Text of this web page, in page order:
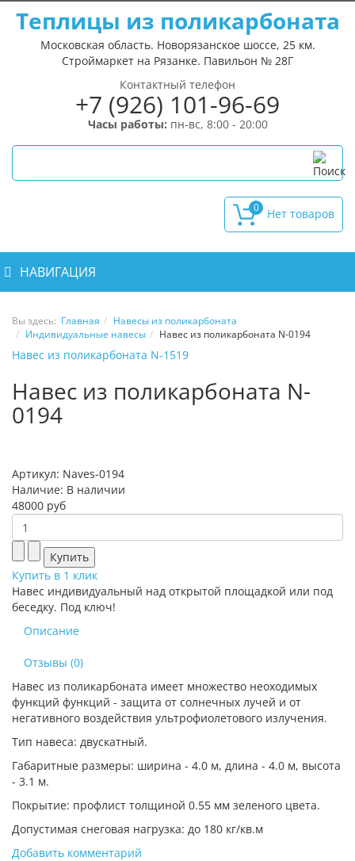
Теплицы из поликарбоната
Московская область. Новорязанское шоссе, 25 км.
Строймаркет на Рязанке. Павильон № 28Г
Контактный телефон
+7 (926) 101-96-69
Часы работы: пн-вс, 8:00 - 20:00
0
НАВИГАЦИЯ
Вы здесь: Главная
Навесы из поликарбоната
Индивидуальные навесы
Навес из поликарбоната N-0194
Навес из поликарбоната N-1519
Навес из поликарбоната N-
0194
Артикул: Naves-0194
Наличие: В наличии
48000 руб
Купить в 1 клик
Навес индивидуальный над открытой площадкой или под
беседку. Под ключ!
Описание
Отзывы (0)
Навес из поликарбоната имеет множество неоходимых
функций функций - защита от солнечных лучей и от
негативного воздействия ультрофиолетового излучения.
Тип навеса: двускатный.
Габаритные размеры: ширина - 4.0 м, длина - 4.0 м, высота
- 3.1 м.
Покрытие: профлист толщиной 0.55 мм зеленого цвета.
Допустимая снеговая нагрузка: до 180 кг/кв.м
Добавить комментарий